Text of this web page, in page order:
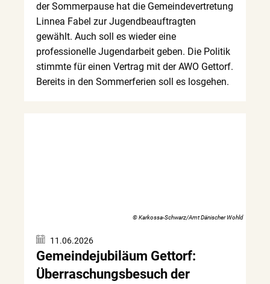
der Sommerpause hat die Gemeindevertretung
Linnea Fabel zur Jugendbeauftragten
gewählt. Auch soll es wieder eine
professionelle Jugendarbeit geben. Die Politik
stimmte für einen Vertrag mit der AWO Gettorf.
Bereits in den Sommerferien soll es losgehen.
© Karkossa-Schwarz/Amt Dänischer Wohld
11.06.2026
Gemeindejubiläum Gettorf:
Überraschungsbesuch der